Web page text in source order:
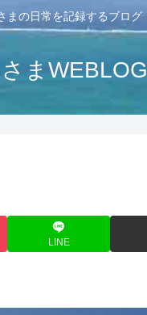
まの日常を記録するブログ
さまWEBLOG
LINE